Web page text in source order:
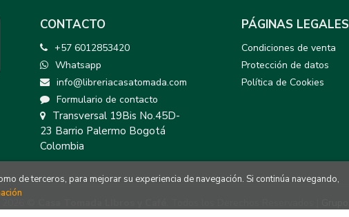
CONTACTO
+57 6012853420
Whatsapp
info@libreriacasatomada.com
Formulario de contacto
Transversal 19Bis No.45D-
23 Barrio Palermo Bogotá
Colombia
PÁGINAS LEGALES
Condiciones de venta
Protección de datos
Política de Cookies
de terceros, para mejorar su experiencia de navegación. Si continúa navegando,